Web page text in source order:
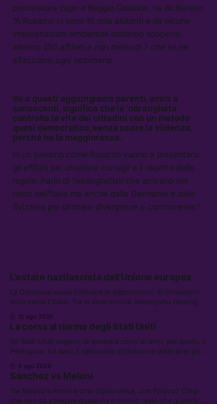
procuratore capo a Reggio Calabria, ha dichiarato:
“A Rosarno ci sono 15 mila abitanti e da alcune
intercettazioni ambientali abbiamo scoperto
almeno 250 affiliati e non meno di 7 che se ne
affacciano ogni settimana.
Se a questi aggiungiamo parenti, amici o
conoscenti, significa che la ‘ndrangheta
controlla la vita dei cittadini con un metodo
quasi democratico, senza usare la violenza,
perché ha la maggioranza.
In un paesino come Rosarno vanno a presentarsi
gli affiliati per chiedere consigli e il rispetto delle
regole. Parlo di ‘ndranghetisti che arrivano dal
resto dell’Italia ma anche dalla Germania e dalla
Svizzera per dirimere divergenze o controversie.”
L’estate nazifascista dell’Unione europea
La Germania vuole riattivare le deportazioni di richiedenti
asilo verso l’Italia. Tra le altre notizie: Netanyahu respinge
non chiedete aiuto al super yacht di Mark Zuckerberg
10 ago 2026
La corsa al riarmo degli Stati Uniti
Gli Stati Uniti negano di essere a corto di armi, per quello il
Pentagono ha dato 3 settimane all’industria delle armi per
continuerà ad usare i servizi di Palantir, la protesta contro
La Russa, e la centrale elettrica di Amazon in Texas
9 ago 2026
Sánchez vs Meloni
Tra Madrid e Roma è crisi diplomatica, con Palazzo Chigi
che non sa spiegare quale sia il rischio reale che giustifica